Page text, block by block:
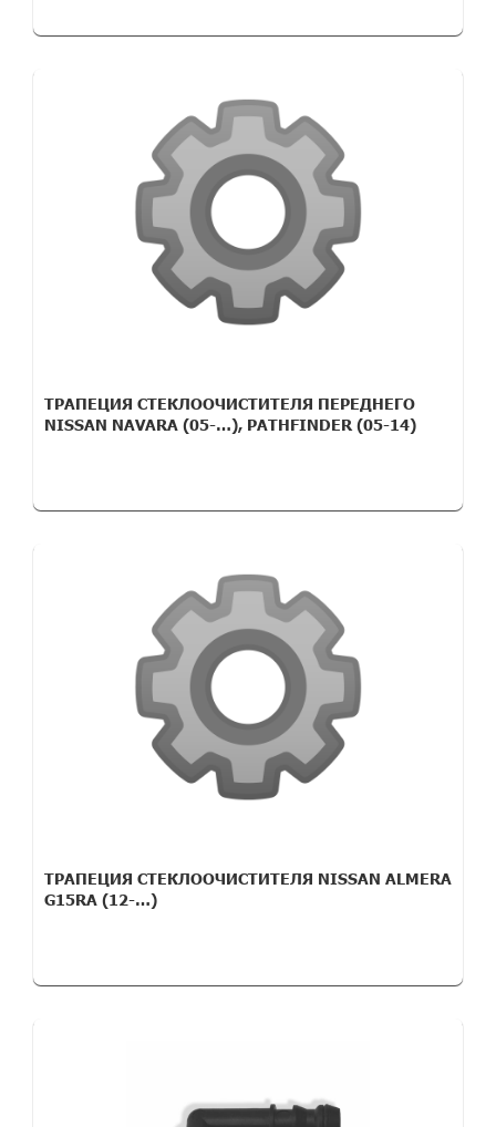
ТРАПЕЦИЯ СТЕКЛООЧИСТИТЕЛЯ ПЕРЕДНЕГО
NISSAN NAVARA (05-…), PATHFINDER (05-14)
ТРАПЕЦИЯ СТЕКЛООЧИСТИТЕЛЯ NISSAN ALMERA
G15RA (12-…)